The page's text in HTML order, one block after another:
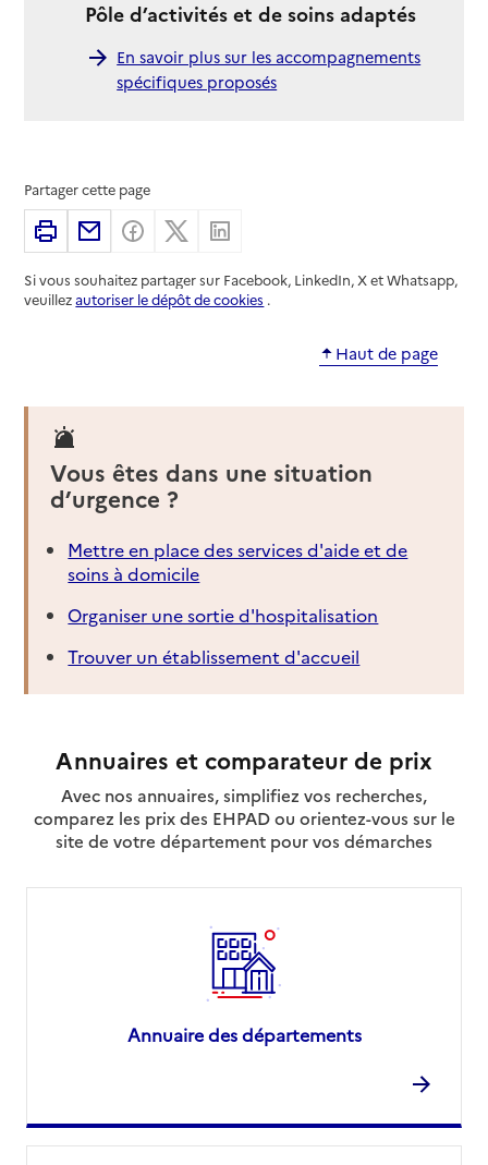
Pôle d’activités et de soins adaptés
En savoir plus sur les accompagnements
spécifiques proposés
Partager cette page
ImprimerPartager par email
Partager sur Facebook
Partager sur X
Si vous souhaitez partager sur Facebook, LinkedIn, X et Whatsapp,
veuillezautoriser le dépôt de cookies .
Haut de page
Vous êtes dans une situation
d’urgence ?
Mettre en place des services d'aide et de
soins à domicile
Organiser une sortie d'hospitalisation
Trouver un établissement d'accueil
Annuaires et comparateur de prix
Avec nos annuaires, simplifiez vos recherches,
comparez les prix des EHPAD ou orientez-vous sur le
site de votre département pour vos démarches
Annuaire des départements